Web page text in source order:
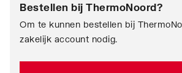
Bestellen bij ThermoNoord?
Om te kunnen bestellen bij
zakelijk account nodig.